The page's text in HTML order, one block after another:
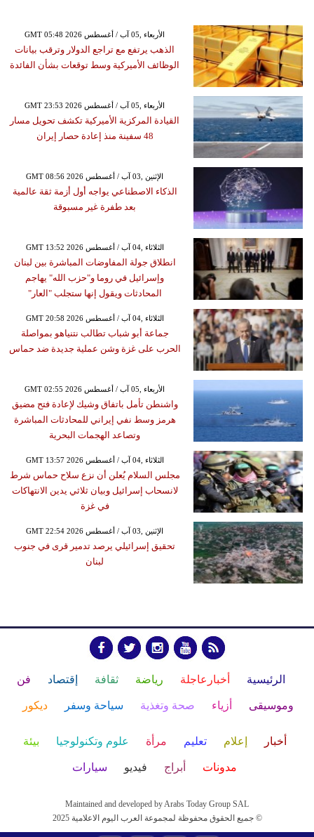
GMT 05:48 2026 الأربعاء ,05 آب / أغسطس
الذهب يرتفع مع تراجع الدولار وترقب بيانات
الوظائف الأميركية وسط توقعات بشأن الفائدة
GMT 23:53 2026 الأربعاء ,05 آب / أغسطس
القيادة المركزية الأميركية تكشف تحويل مسار
48 سفينة منذ إعادة حصار إيران
GMT 08:56 2026 الإثنين ,03 آب / أغسطس
الذكاء الاصطناعي يواجه أول أزمة ثقة عالمية
بعد طفرة غير مسبوقة
GMT 13:52 2026 الثلاثاء ,04 آب / أغسطس
انطلاق جولة المفاوضات المباشرة بين لبنان
وإسرائيل في روما و"حزب الله" يهاجم
المحادثات ويقول إنها ستجلب "العار"
GMT 20:58 2026 الثلاثاء ,04 آب / أغسطس
جماعة أبو شباب تطالب نتنياهو بمواصلة
الحرب على غزة وشن عملية جديدة ضد حماس
GMT 02:55 2026 الأربعاء ,05 آب / أغسطس
واشنطن تأمل باتفاق وشيك لإعادة فتح مضيق
هرمز وسط نفي إيراني للمحادثات المباشرة
وتصاعد الهجمات البحرية
GMT 13:57 2026 الثلاثاء ,04 آب / أغسطس
مجلس السلام يُعلن أن نزع سلاح حماس شرط
لانسحاب إسرائيل وبيان ثلاثي يدين الانتهاكات
في غزة
GMT 22:54 2026 الإثنين ,03 آب / أغسطس
تحقيق إسرائيلي يرصد تدمير قرى في جنوب
لبنان
الرئيسية أخبارعاجلة رياضة ثقافة إقتصاد فن
وموسيقى أزياء صحة وتغذية سياحة وسفر ديكور
أخبار إعلام تعليم مرأة علوم وتكنولوجيا بيئة
مدونات أبراج فيديو سيارات
Maintained and developed by Arabs Today Group SAL
جميع الحقوق محفوظة لمجموعة العرب اليوم الاعلامية 2025 ©